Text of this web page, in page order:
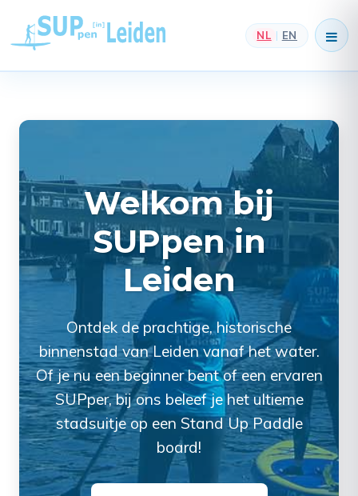
NL | EN
Welkom bij
SUPpen in
Leiden
Ontdek de prachtige, historische
binnenstad van Leiden vanaf het water.
Of je nu een beginner bent of een ervaren
SUPper, bij ons beleef je het ultieme
stadsuitje op een Stand Up Paddle
board!